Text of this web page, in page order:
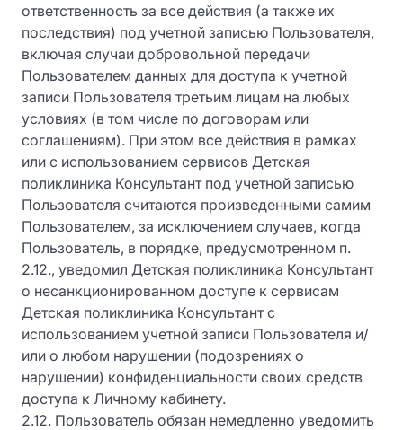
ответственность за все действия (а также их
последствия) под учетной записью Пользователя,
включая случаи добровольной передачи
Пользователем данных для доступа к учетной
записи Пользователя третьим лицам на любых
условиях (в том числе по договорам или
соглашениям). При этом все действия в рамках
или с использованием сервисов Детская
поликлиника Консультант под учетной записью
Пользователя считаются произведенными самим
Пользователем, за исключением случаев, когда
Пользователь, в порядке, предусмотренном п.
2.12., уведомил Детская поликлиника Консультант
о несанкционированном доступе к сервисам
Детская поликлиника Консультант с
использованием учетной записи Пользователя и/
или о любом нарушении (подозрениях о
нарушении) конфиденциальности своих средств
доступа к Личному кабинету.
2.12. Пользователь обязан немедленно уведомить